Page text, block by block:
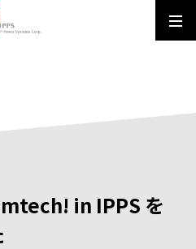
IPPS
in IPPS を